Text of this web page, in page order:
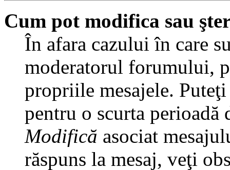
Cum pot modifica sau
În afara cazului în care
moderatorul forumului,
propriile mesajele.
pentru o scurta perioadă
Modifică asociat
răspuns la mesaj, veţi